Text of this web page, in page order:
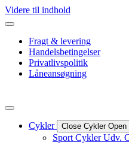
Videre til indhold
Fragt & levering
Handelsbetingelser
Privatlivspolitik
Låneansøgning
Cykler Close Cykler Open
Sport Cykler Udv.